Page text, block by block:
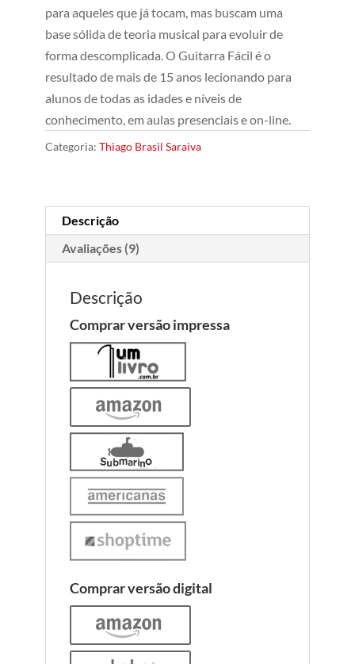
para aqueles que já tocam, mas buscam uma
base sólida de teoria musical para evoluir de
forma descomplicada. O Guitarra Fácil é o
resultado de mais de 15 anos lecionando para
alunos de todas as idades e níveis de
conhecimento, em aulas presenciais e on-line.
Categoria: Thiago Brasil Saraiva
Descrição
Avaliações (9)
Descrição
Comprar versão impressa
Comprar versão digital